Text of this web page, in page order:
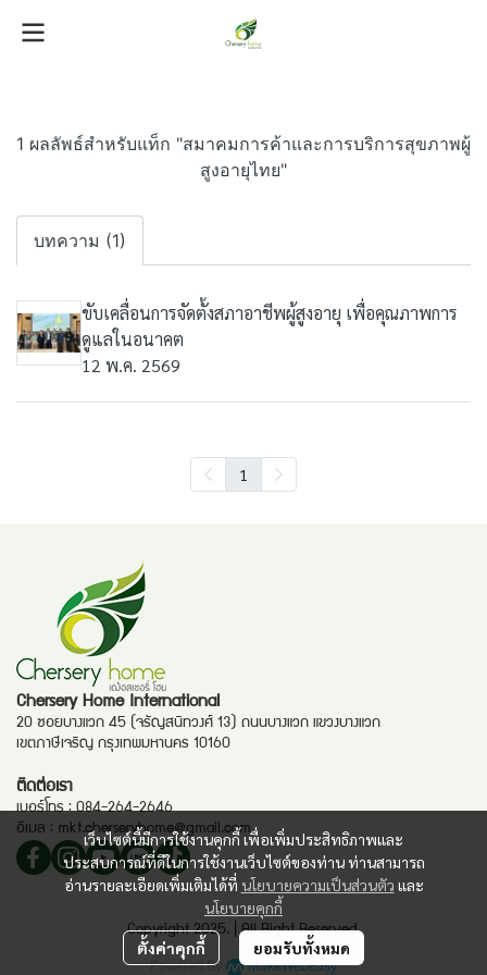
1 ผลลัพธ์สำหรับแท็ก "สมาคมการค้าและการบริการสุขภาพผู้
สูงอายุไทย"
บทความ (1)
ขับเคลื่อนการจัดตั้งสภาอาชีพผู้สูงอายุ เพื่อคุณภาพการ
ดูแลในอนาคต
12 พ.ค. 2569
1
เว็บไซต์นี้มีการใช้งานคุกกี้ เพื่อเพิ่มประสิทธิภาพและ
ประสบการณ์ที่ดีในการใช้งานเว็บไซต์ของท่าน ท่านสามารถ
อ่านรายละเอียดเพิ่มเติมได้ที่ นโยบายความเป็นส่วนตัว และ
นโยบายคุกกี้
ตั้งค่าคุกกี้ ยอมรับทั้งหมด
Chersery Home International
20 ซอยบางแวก 45 (จรัญสนิทวงศ์ 13) ถนนบางแวก แขวงบางแวก
เขตภาษีเจริญ กรุงเทพมหานคร 10160
ติดต่อเรา
เบอร์โทร :084-264-2646
อีเมล : mkt.cherseryhome@gmail.com
Copyright 2025. | All Right Reserved.
Powered By MakeWebEasy